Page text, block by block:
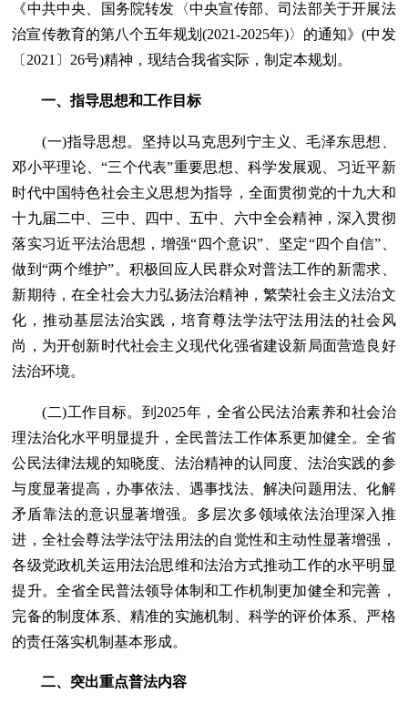
《中共中央、国务院转发〈中央宣传部、司法部关于开展法
治宣传教育的第八个五年规划(2021-2025年)〉的通知》(中发
〔2021〕26号)精神，现结合我省实际，制定本规划。
一、指导思想和工作目标
(一)指导思想。坚持以马克思列宁主义、毛泽东思想、
邓小平理论、“三个代表”重要思想、科学发展观、习近平新
时代中国特色社会主义思想为指导，全面贯彻党的十九大和
十九届二中、三中、四中、五中、六中全会精神，深入贯彻
落实习近平法治思想，增强“四个意识”、坚定“四个自信”、
做到“两个维护”。积极回应人民群众对普法工作的新需求、
新期待，在全社会大力弘扬法治精神，繁荣社会主义法治文
化，推动基层法治实践，培育尊法学法守法用法的社会风
尚，为开创新时代社会主义现代化强省建设新局面营造良好
法治环境。
(二)工作目标。到2025年，全省公民法治素养和社会治
理法治化水平明显提升，全民普法工作体系更加健全。全省
公民法律法规的知晓度、法治精神的认同度、法治实践的参
与度显著提高，办事依法、遇事找法、解决问题用法、化解
矛盾靠法的意识显著增强。多层次多领域依法治理深入推
进，全社会尊法学法守法用法的自觉性和主动性显著增强，
各级党政机关运用法治思维和法治方式推动工作的水平明显
提升。全省全民普法领导体制和工作机制更加健全和完善，
完备的制度体系、精准的实施机制、科学的评价体系、严格
的责任落实机制基本形成。
二、突出重点普法内容